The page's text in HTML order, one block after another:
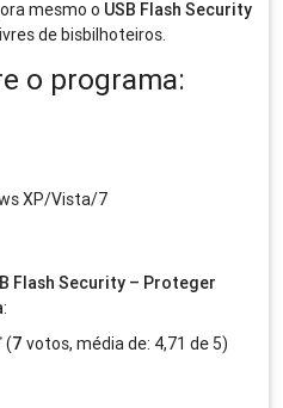
mesmo o USB Flash Security
de bisbilhoteiros.
o programa:
XP/Vista/7
Flash Security – Proteger
:
(7 votos, média de: 4,71 de 5)